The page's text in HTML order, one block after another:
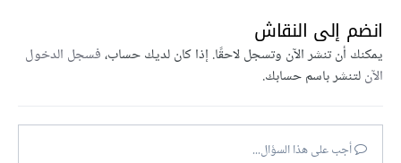
انضم إلى النقاش
يمكنك أن تنشر الآن وتسجل لاحقًا. إذا كان لديك حساب،فسجل الدخول
الآنلتنشر باسم حسابك.
أجب على هذا السؤال...